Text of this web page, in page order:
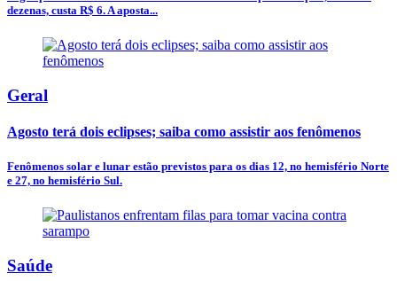
dezenas, custa R$ 6. A aposta...
Geral
Agosto terá dois eclipses; saiba como assistir aos fenômenos
Fenômenos solar e lunar estão previstos para os dias 12, no hemisfério Norte
e 27, no hemisfério Sul.
Saúde